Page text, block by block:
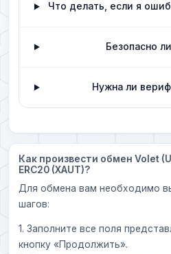
Что делать, если я
Безопасно
Нужна ли
Как произвести обмен Volet
ERC20 (XAUT)?
Для обмена вам необходимо
шагов:
1. Заполните все поля
кнопку «Продолжить».